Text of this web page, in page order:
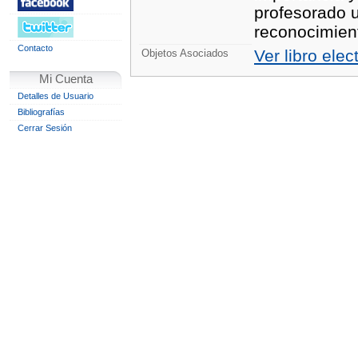
Contacto
Mi Cuenta
Detalles de Usuario
Bibliografías
Cerrar Sesión
profesorado
Objetos Asociados Ver libro